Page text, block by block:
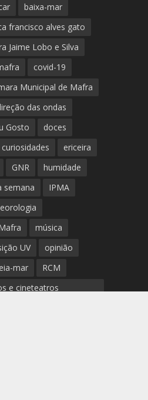
baixa-mar
francisco alves gato
Jaime Lobo e Silva
covid-19
Municipal de Mafra
das ondas
Gosto
doces
ericeira
GNR
humidade
semana
IPMA
música
UV
opinião
mar
RCM
e cineteatros